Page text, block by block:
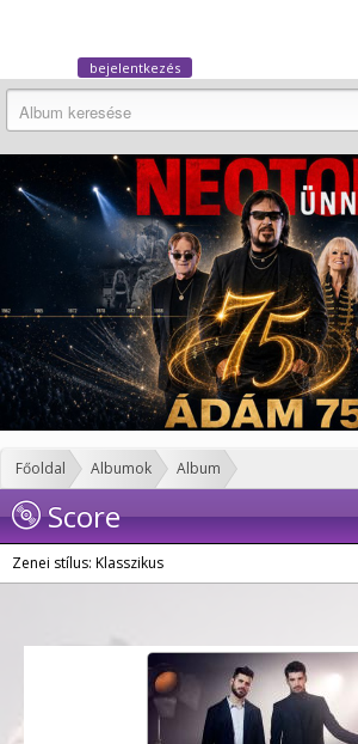
bejelentkezés
Főoldal Albumok Album
Score
Zenei stílus: Klasszikus